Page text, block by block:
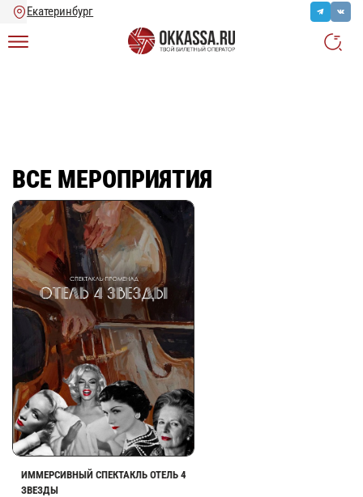
Главная Все мероприятия
ВСЕ МЕРОПРИЯТИЯ
ИММЕРСИВНЫЙ СПЕКТАКЛЬ ОТЕЛЬ 4
ЗВЕЗДЫ